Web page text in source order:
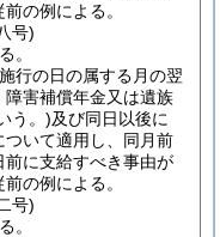
の例による。
号)
。
行の日の属する月の翌
障害補償年金又は遺族
う。)及び同日以後に
いて適用し、同月前
に支給すべき事由が
の例による。
号)
。